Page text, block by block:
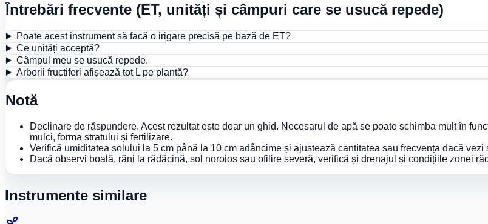
Întrebări frecvente (ET, unități și câmpuri care se usucă repede)
Poate acest instrument să facă o irigare precisă pe bază de ET?
Ce unități acceptă?
Câmpul meu se usucă repede.
Arborii fructiferi afișează tot L pe plantă?
Notă
Declinare de răspundere. Acest rezultat este doar un ghid. Necesarul de apă se poate schimba mult în
mulci, forma stratului și fertilizare.
Verifică umiditatea solului la 5 cm până la 10 cm adâncime și ajustează cantitatea sau frecvența dacă
Dacă observi boală, răni la rădăcină, sol noroios sau ofilire severă, verifică și drenajul și condițiile zonei
Instrumente similare